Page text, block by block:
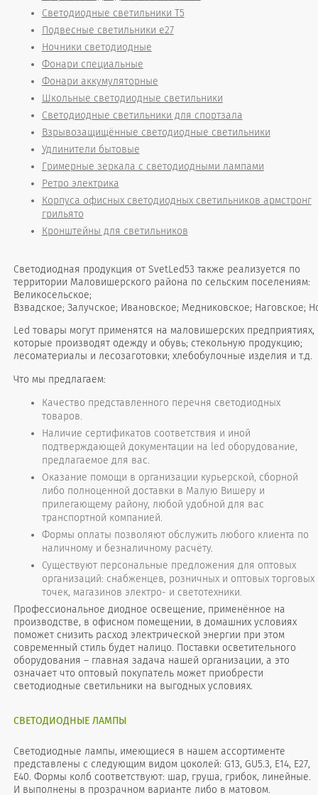
Светодиодные светильники T5
Подвесные светильники е27
Ночники светодиодные
Фонари специальные
Фонари аккумуляторные
Школьные светодиодные светильники
Светодиодные светильники для спортзала
Взрывозащищённые светодиодные светильники
Удлинители бытовые
Гримерные зеркала с светодиодными лампами
Ретро электрика
Корпуса офисных светодиодных светильников армстронг
грильято
Кронштейны для светильников
Светодиодная продукция от SvetLed53 также реализуется по
территории Маловишерского района по сельским поселениям:
Великосельское;
Взвадское; Залучское; Ивановское; Медниковское; Наговское;
Led товары могут применятся на маловишерских предприятиях,
которые производят одежду и обувь; стекольную продукцию;
лесоматериалы и лесозаготовки; хлебобулочные изделия и т.д.
Что мы предлагаем:
Качество представленного перечня светодиодных
товаров.
Наличие сертификатов соответствия и иной
подтверждающей документации на led оборудование,
предлагаемое для вас.
Оказание помощи в организации курьерской, сборной
либо полноценной доставки в Малую Вишеру и
прилегающему району, любой удобной для вас
транспортной компанией.
Формы оплаты позволяют обслужить любого клиента по
наличному и безналичному расчёту.
Существуют персональные предложения для оптовых
организаций: снабженцев, розничных и оптовых торговых
точек, магазинов электро- и светотехники.
Профессиональное диодное освещение, применённое на
производстве, в офисном помещении, в домашних условиях
поможет снизить расход электрической энергии при этом
современный стиль будет налицо. Поставки осветительного
оборудования – главная задача нашей организации, а это
означает что оптовый покупатель может приобрести
светодиодные светильники на выгодных условиях.
СВЕТОДИОДНЫЕ ЛАМПЫ
Светодиодные лампы, имеющиеся в нашем ассортименте
представлены с следующим видом цоколей: G13, GU5.3, Е14, Е27,
Е40. Формы колб соответствуют: шар, груша, грибок, линейные.
И выполнены в прозрачном варианте либо в матовом.